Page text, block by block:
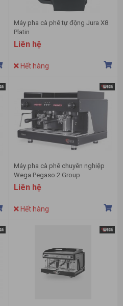
Máy pha cà phê tự động Jura X8
Platin
Liên hệ
Hết hàng
Máy pha cà phê chuyên nghiệp
Wega Pegaso 2 Group
Liên hệ
Hết hàng